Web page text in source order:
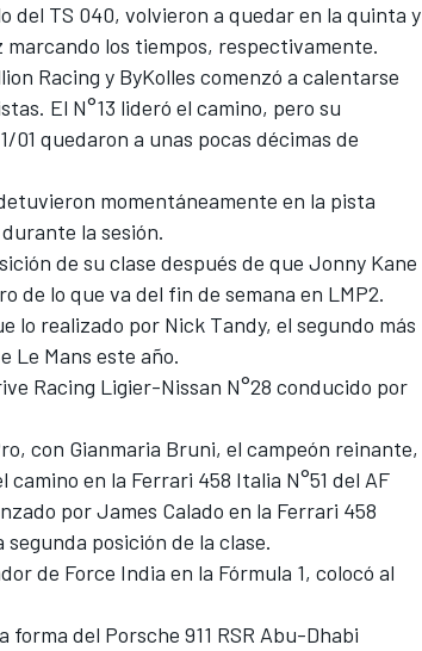
del TS 040, volvieron a quedar en la quinta y
los tiempos, respectivamente.
Racing y ByKolles comenzó a calentarse
El N°13 lideró el camino, pero su
01 quedaron a unas pocas décimas de
momentáneamente en la pista
la sesión.
de su clase después de que Jonny Kane
de lo que va del fin de semana en LMP2.
lo realizado por Nick Tandy, el segundo más
Le Mans este año.
Racing Ligier-Nissan N°28 conducido por
con Gianmaria Bruni, el campeón reinante,
en la Ferrari 458 Italia N°51 del AF
por James Calado en la Ferrari 458
posición de la clase.
de Force India en la Fórmula 1, colocó al
del Porsche 911 RSR Abu-Dhabi